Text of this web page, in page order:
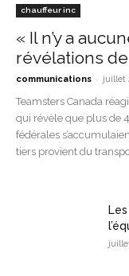
chauffeur inc
« Il n’y a
révélations
communications - juillet
Teamsters Canada
qui révèle que plus de
fédérales
tiers provient du